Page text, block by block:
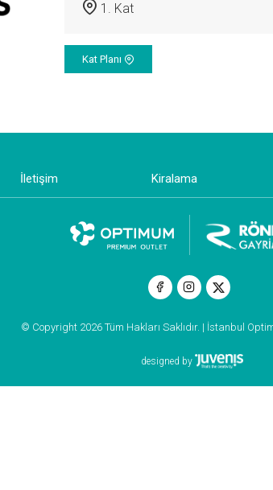
1. Kat
Kat Planı
İletişim Kiralama
© Copyright 2026 Tüm Hakları Saklıdır. | İstanbul
designed by